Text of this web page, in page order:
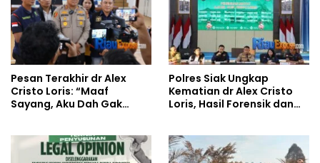
Pesan Terakhir dr Alex
Cristo Loris: “Maaf
Sayang, Aku Dah Gak
Polres Siak Ungkap
Kematian dr Alex Cristo
Loris, Hasil Forensik dan